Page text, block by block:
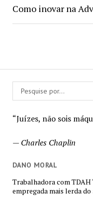
“Juízes, não sois
— Charles Chaplin
DANO MORAL
Trabalhadora com TDAH
empregada mais lerda
Como inovar na